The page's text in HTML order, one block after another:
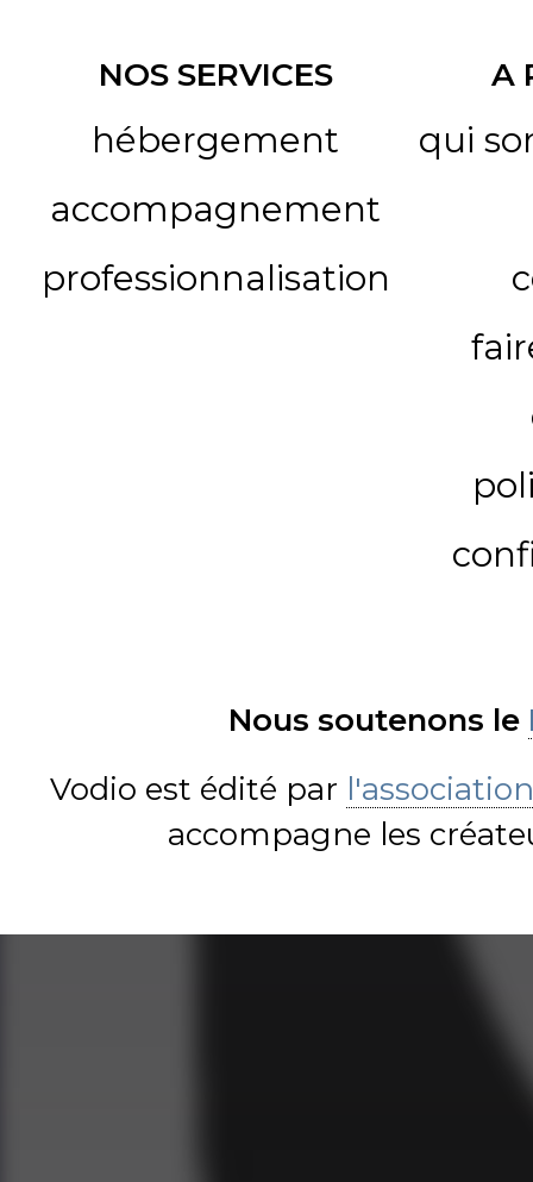
NOS SERVICES
hébergement
accompagnement
professionnalisation
A
qui